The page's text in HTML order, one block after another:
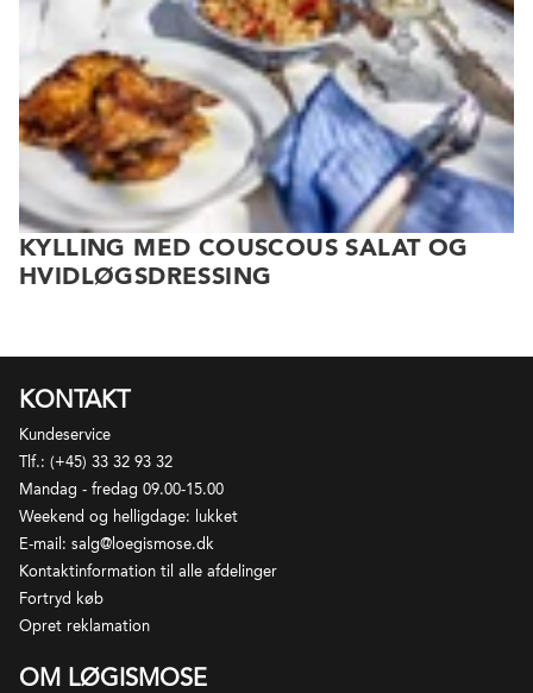
KYLLING MED COUSCOUS SALAT OG
HVIDLØGSDRESSING
KONTAKT
Kundeservice
Tlf.: (+45) 33 32 93 32
Mandag - fredag 09.00-15.00
Weekend og helligdage: lukket
E-mail: salg@loegismose.dk
Kontaktinformation til alle afdelinger
Fortryd køb
Opret reklamation
OM LØGISMOSE